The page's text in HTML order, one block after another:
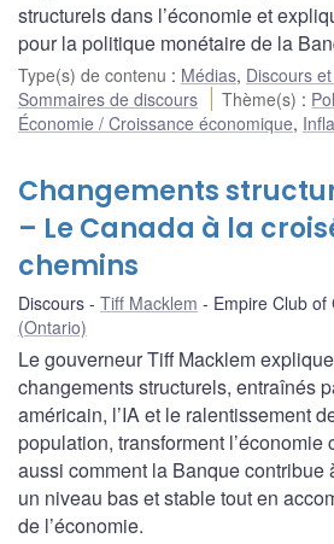
structurels dans l’économie et
pour la politique monétaire de la
Type(s) de contenu : Médias, Discours
Sommaires de discours
Thème(s) :
Économie / Croissance économique,
Changements
– Le Canada à la
chemins
Discours Tiff Macklem Empire Club of
(Ontario)
Le gouverneur Tiff Macklem
changements structurels, entraînés
américain, l’IA et le ralentissement
population, transforment l’économie
aussi comment la Banque contribue
un niveau bas et stable tout en
de l’économie.